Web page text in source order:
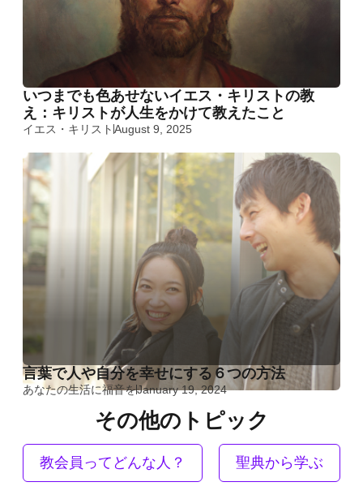
いつまでも色あせないイエス・キリストの教
え：キリストが人生をかけて教えたこと
イエス・キリスト August 9, 2025
言葉で人や自分を幸せにする６つの方法
あなたの生活に福音をJanuary 19, 2024
その他のトピック
教会員ってどんな人？ 聖典から学ぶ